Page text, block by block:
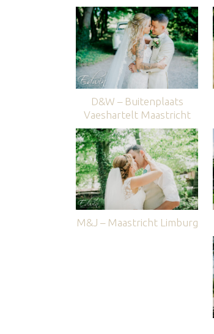
D&W – Buitenplaats
Vaeshartelt Maastricht
M&J – Maastricht Limburg